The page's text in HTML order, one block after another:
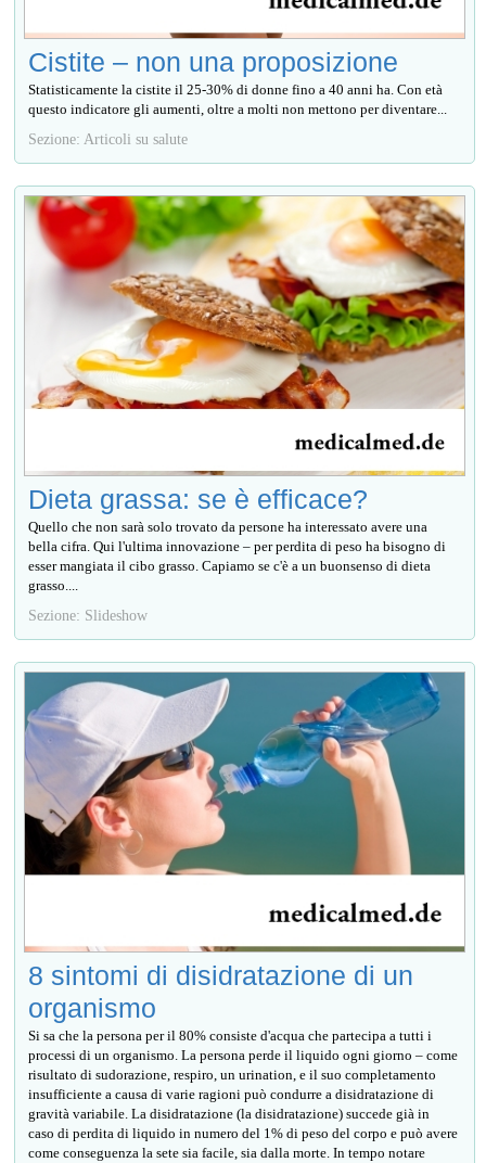
Cistite – non una proposizione
Statisticamente la cistite il 25-30% di donne fino a 40 anni ha. Con età
questo indicatore gli aumenti, oltre a molti non mettono per diventare...
Sezione: Articoli su salute
Dieta grassa: se è efficace?
Quello che non sarà solo trovato da persone ha interessato avere una
bella cifra. Qui l'ultima innovazione – per perdita di peso ha bisogno di
esser mangiata il cibo grasso. Capiamo se c'è a un buonsenso di dieta
grasso....
Sezione: Slideshow
8 sintomi di disidratazione di un
organismo
Si sa che la persona per il 80% consiste d'acqua che partecipa a tutti i
processi di un organismo. La persona perde il liquido ogni giorno – come
risultato di sudorazione, respiro, un urination, e il suo completamento
insufficiente a causa di varie ragioni può condurre a disidratazione di
gravità variabile. La disidratazione (la disidratazione) succede già in
caso di perdita di liquido in numero del 1% di peso del corpo e può avere
come conseguenza la sete sia facile, sia dalla morte. In tempo notare